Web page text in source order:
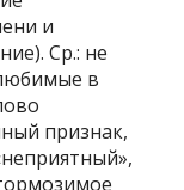
и
Ср.: не
в
признак,